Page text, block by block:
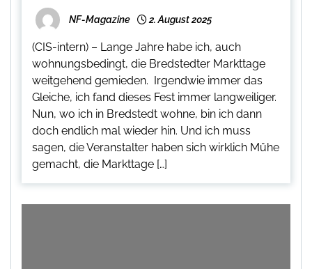
NF-Magazine 2. August 2025
(CIS-intern) – Lange Jahre habe ich, auch
wohnungsbedingt, die Bredstedter Markttage
weitgehend gemieden. Irgendwie immer das
Gleiche, ich fand dieses Fest immer langweiliger.
Nun, wo ich in Bredstedt wohne, bin ich dann
doch endlich mal wieder hin. Und ich muss
sagen, die Veranstalter haben sich wirklich Mühe
gemacht, die Markttage […]